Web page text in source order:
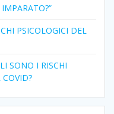
IMPARATO?”
PSICOLOGICI DEL
SONO I RISCHI